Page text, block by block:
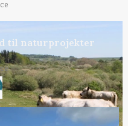
til naturprojekter